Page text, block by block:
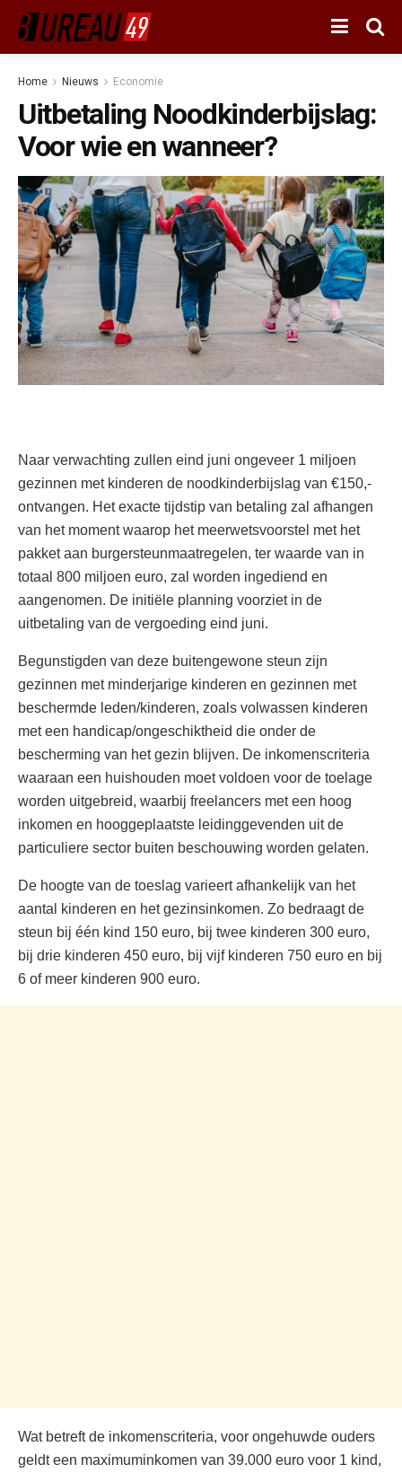
Home Nieuws Economie
Uitbetaling Noodkinderbijslag:
Voor wie en wanneer?
Naar verwachting zullen eind juni ongeveer 1 miljoen
gezinnen met kinderen de noodkinderbijslag van €150,-
ontvangen. Het exacte tijdstip van betaling zal afhangen
van het moment waarop het meerwetsvoorstel met het
pakket aan burgersteunmaatregelen, ter waarde van in
totaal 800 miljoen euro, zal worden ingediend en
aangenomen. De initiële planning voorziet in de
uitbetaling van de vergoeding eind juni.
Begunstigden van deze buitengewone steun zijn
gezinnen met minderjarige kinderen en gezinnen met
beschermde leden/kinderen, zoals volwassen kinderen
met een handicap/ongeschiktheid die onder de
bescherming van het gezin blijven. De inkomenscriteria
waaraan een huishouden moet voldoen voor de toelage
worden uitgebreid, waarbij freelancers met een hoog
inkomen en hooggeplaatste leidinggevenden uit de
particuliere sector buiten beschouwing worden gelaten.
De hoogte van de toeslag varieert afhankelijk van het
aantal kinderen en het gezinsinkomen. Zo bedraagt de
steun bij één kind 150 euro, bij twee kinderen 300 euro,
bij drie kinderen 450 euro, bij vijf kinderen 750 euro en bij
6 of meer kinderen 900 euro.
Wat betreft de inkomenscriteria, voor ongehuwde ouders
geldt een maximuminkomen van 39.000 euro voor 1 kind,